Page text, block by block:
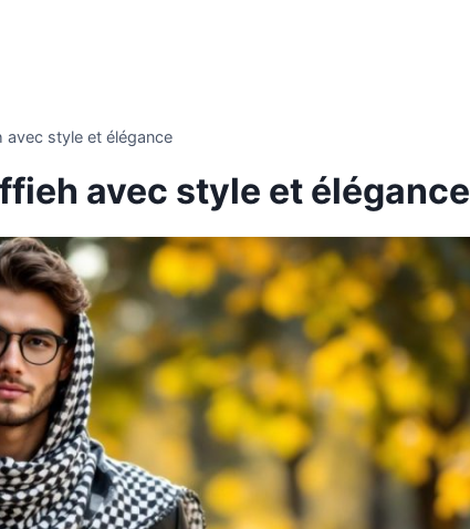
style et élégance
avec style et élégance